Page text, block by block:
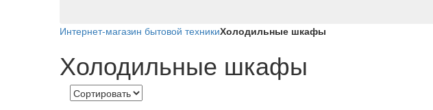
Интернет-магазин бытовой техникиХолодильные шкафы
Холодильные шкафы